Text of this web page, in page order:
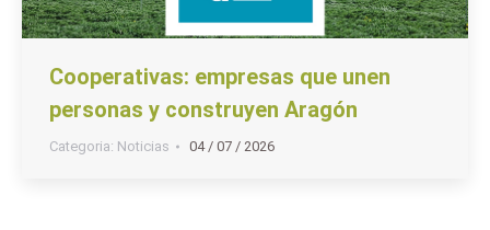
Cooperativas: empresas que unen
personas y construyen Aragón
Categoria: Noticias 04 / 07 / 2026